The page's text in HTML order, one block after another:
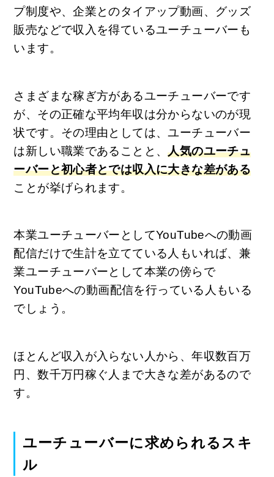
プ制度や、企業とのタイアップ動画、グッズ
販売などで収入を得ているユーチューバーも
います。
さまざまな稼ぎ方があるユーチューバーです
が、その正確な平均年収は分からないのが現
状です。その理由としては、ユーチューバー
は新しい職業であることと、人気のユーチュ
ーバーと初心者とでは収入に大きな差がある
ことが挙げられます。
本業ユーチューバーとしてYouTubeへの動画
配信だけで生計を立てている人もいれば、兼
業ユーチューバーとして本業の傍らで
YouTubeへの動画配信を行っている人もいる
でしょう。
ほとんど収入が入らない人から、年収数百万
円、数千万円稼ぐ人まで大きな差があるので
す。
ユーチューバーに求められるスキ
ル